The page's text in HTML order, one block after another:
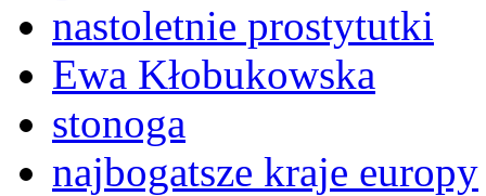
nastoletnie prostytutki
Ewa Kłobukowska
stonoga
najbogatsze kraje europy